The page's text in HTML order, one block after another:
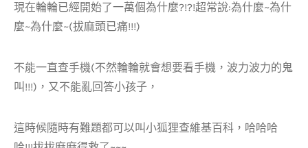
現在輪輪已經開始了一萬個為什麼?!?!超常說:為什麼~為什
麼~為什麼~(拔麻頭已痛!!!)
不能一直查手機(不然輪輪就會想要看手機，波力波力的鬼
叫!!!)，又不能亂回答小孩子，
這時候隨時有難題都可以叫小狐狸查維基百科，哈哈哈